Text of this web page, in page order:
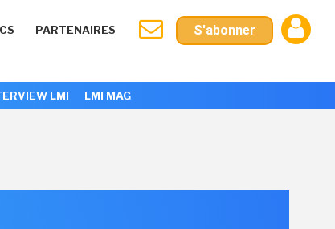
PARTENAIRES S'abonner
LMI LMI MAG